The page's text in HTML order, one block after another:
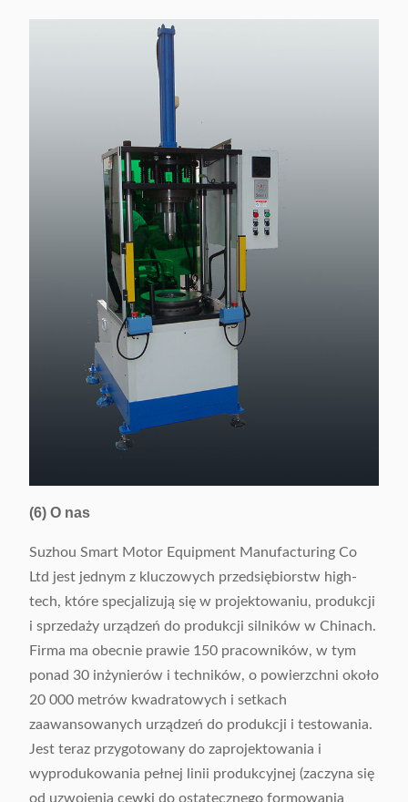
(6) O nas
Suzhou Smart Motor Equipment Manufacturing Co
Ltd jest jednym z kluczowych przedsiębiorstw high-
tech, które specjalizują się w projektowaniu, produkcji
i sprzedaży urządzeń do produkcji silników w Chinach.
Firma ma obecnie prawie 150 pracowników, w tym
ponad 30 inżynierów i techników, o powierzchni około
20 000 metrów kwadratowych i setkach
zaawansowanych urządzeń do produkcji i testowania.
Jest teraz przygotowany do zaprojektowania i
wyprodukowania pełnej linii produkcyjnej (zaczyna się
od uzwojenia cewki do ostatecznego formowania